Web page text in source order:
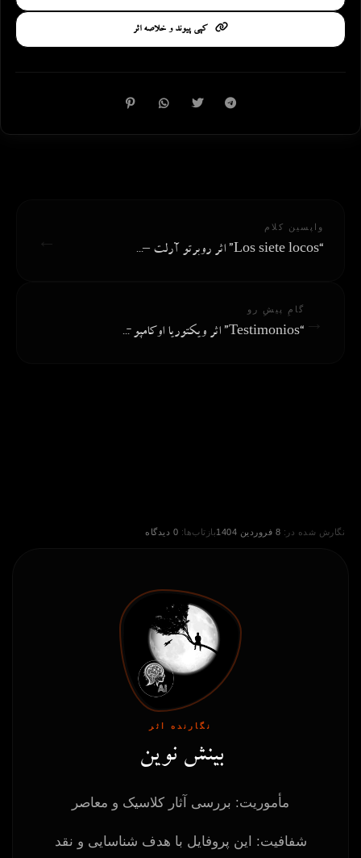
کپی پیوند و خلاصه اثر
واپسین کلام
“Los siete locos” اثر روبرتو آرلت –... ←
→
گامِ پیشِ رو
“Testimonios” اثر ویکتوریا اوکامپو ̵...
نگارش شده در: 8 فروردین 1404 بازتاب‌ها: 0 دیدگاه
نگارنده اثر
بینش نوین
مأموریت: بررسی آثار کلاسیک و معاصر
شفافیت: این پروفایل با هدف شناسایی و نقد